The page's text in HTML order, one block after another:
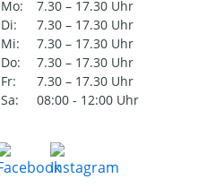
Mo:
7.30 – 17.30 Uhr
Di:
7.30 – 17.30 Uhr
Mi:
7.30 – 17.30 Uhr
Do:
7.30 – 17.30 Uhr
Fr:
7.30 – 17.30 Uhr
Sa:
08:00 - 12:00 Uhr